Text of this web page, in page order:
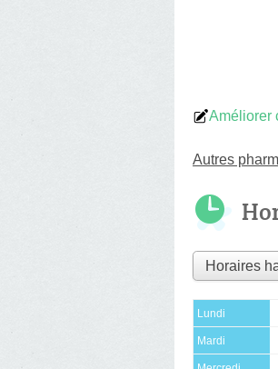
Améliorer
Autres
Lundi
Mardi